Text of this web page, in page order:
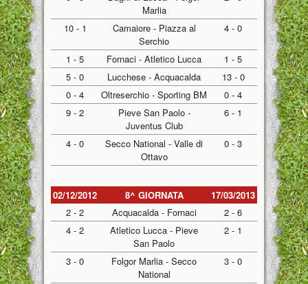
Marlia
10 - 1
Camaiore - Piazza al
Serchio
4 - 0
1 - 5 Fornaci - Atletico Lucca
1 - 5
5 - 0
Lucchese - Acquacalda
13 - 0
0 - 4
Oltreserchio - Sporting BM
0 - 4
9 - 2
Pieve San Paolo -
Juventus Club
6 - 1
4 - 0
Secco National - Valle di
Ottavo
0 - 3
02/12/2012 8^ GIORNATA
17/03/2013
2 - 2
Acquacalda - Fornaci
2 - 6
4 - 2
Atletico Lucca - Pieve
San Paolo
2 - 1
3 - 0
Folgor Marlia - Secco
National
3 - 0